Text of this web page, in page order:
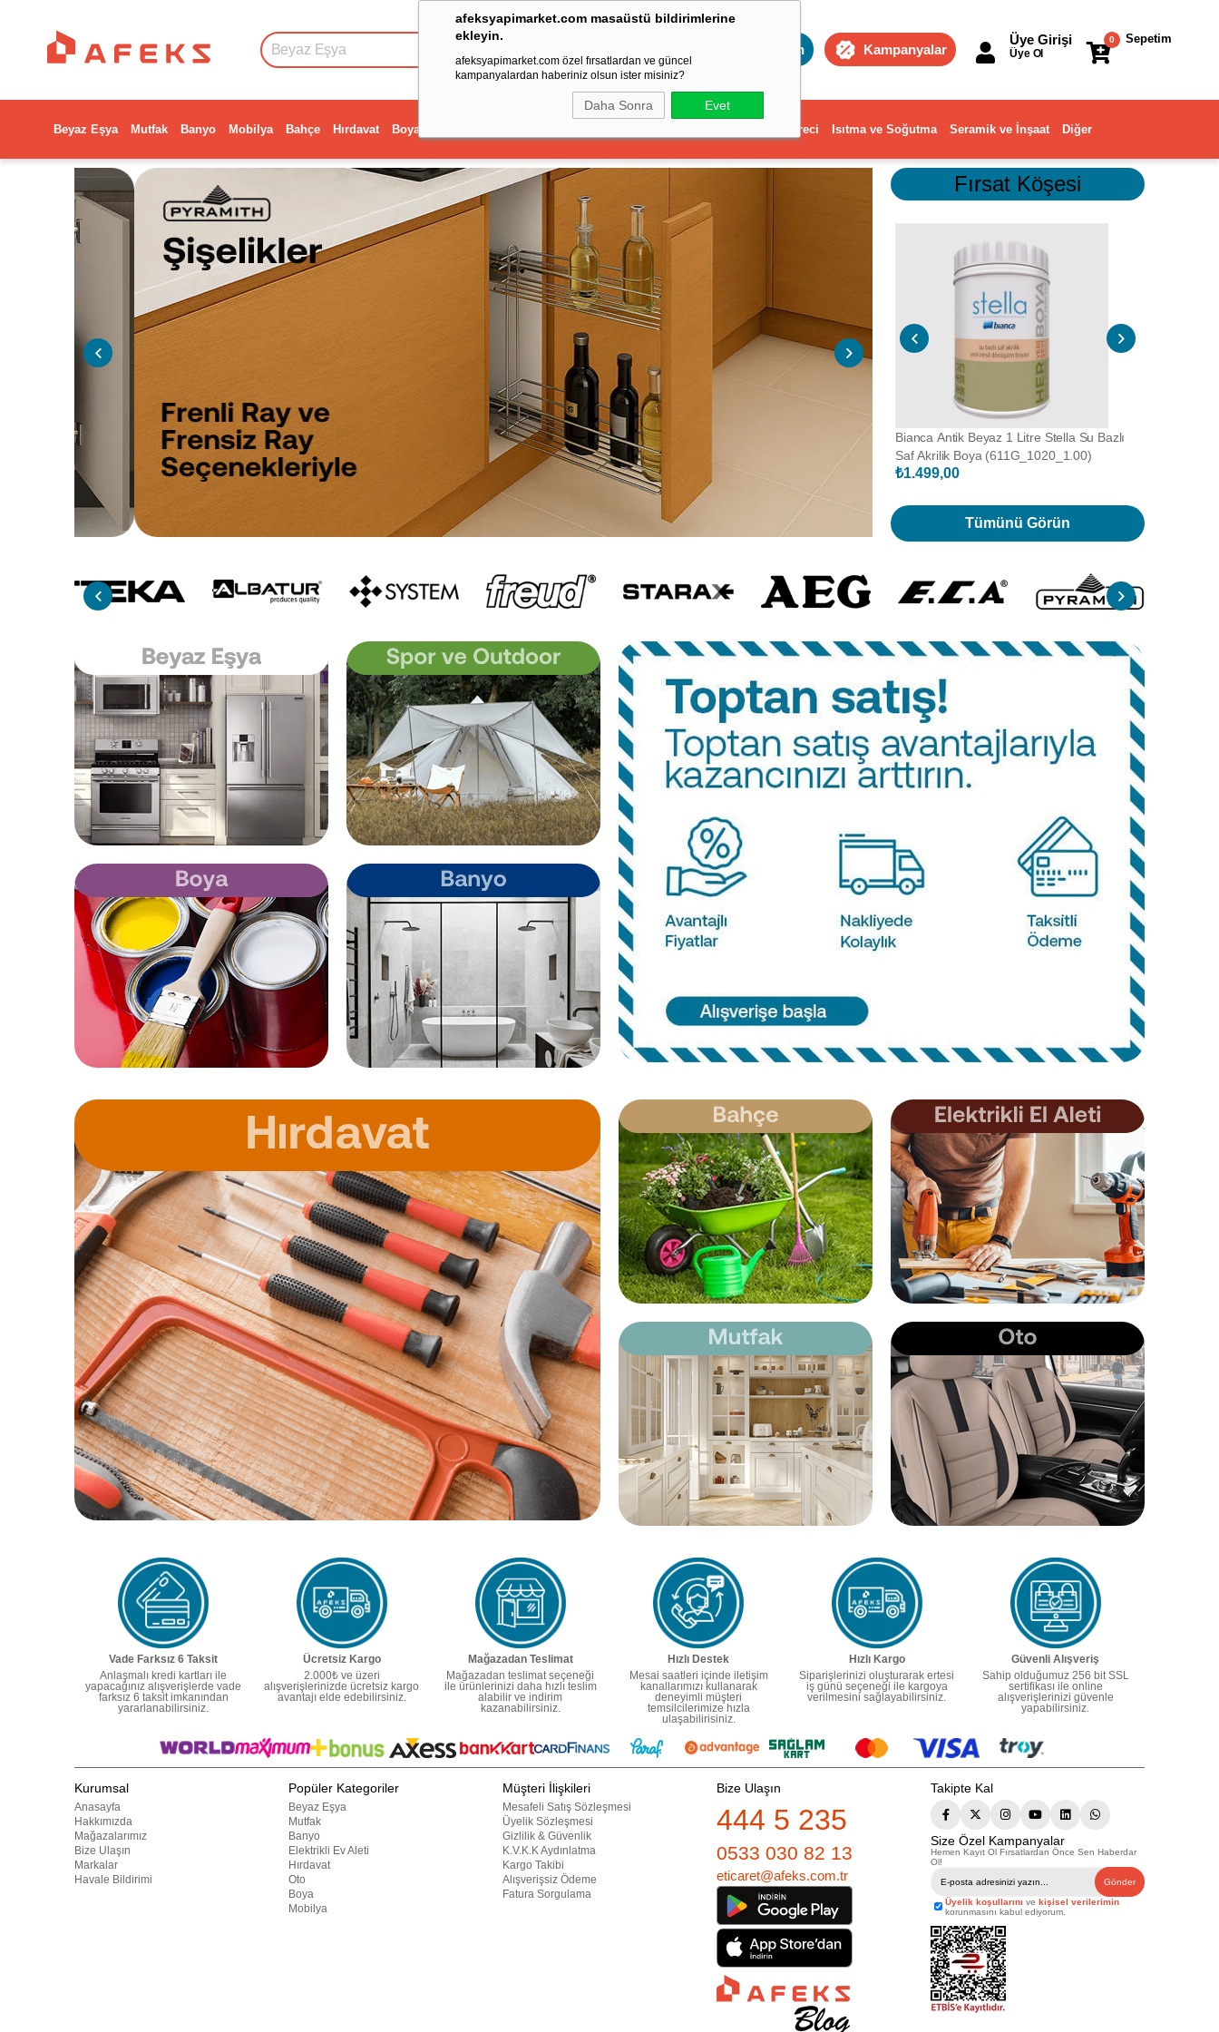
afeksyapimarket.com masaüstü bildirimlerine
ekleyin.
afeksyapimarket.com özel fırsatlardan ve güncel
kampanyalardan haberiniz olsun ister misiniz?
Daha Sonra Evet
Toptan Kampanyalar
Sepetim
0
Üye Girişi
Üye Ol
Beyaz Eşya Mutfak Banyo Mobilya Bahçe Hırdavat Boya Dekorasyon ve Ev Gereci Isıtma ve Soğutma Seramik ve İnşaat Diğer
Fırsat Köşesi
Tekno Bant 19x40 Metre Kağıt Maskeleme
Bandı (TB.1940)
₺24,90
Bianca Antik Beyaz 1 Litre Stella Su Bazlı
Saf Akrilik Boya (611G_1020_1.00)
₺1.499,00
Tümünü Görün
Vade Farksız 6 Taksit
Anlaşmalı kredi kartları ile
yapacağınız alışverişlerde vade
farksız 6 taksit imkanından
yararlanabilirsiniz.
Ücretsiz Kargo
2.000₺ ve üzeri
alışverişlerinizde ücretsiz kargo
avantajı elde edebilirsiniz.
Mağazadan Teslimat
Mağazadan teslimat seçeneği
ile ürünlerinizi daha hızlı teslim
alabilir ve indirim
kazanabilirsiniz.
Hızlı Destek
Mesai saatleri içinde iletişim
kanallarımızı kullanarak
deneyimli müşteri
temsilcilerimize hızla
ulaşabilirisiniz.
Hızlı Kargo
Siparişlerinizi oluşturarak ertesi
iş günü seçeneği ile kargoya
verilmesini sağlayabilirsiniz.
Güvenli Alışveriş
Sahip olduğumuz 256 bit SSL
sertifikası ile online
alışverişlerinizi güvenle
yapabilirsiniz.
Kurumsal
Anasayfa
Hakkımızda
Mağazalarımız
Bize Ulaşın
Markalar
Havale Bildirimi
Popüler Kategoriler
Beyaz Eşya
Mutfak
Banyo
Elektrikli Ev Aleti
Hırdavat
Oto
Boya
Mobilya
Müşteri İlişkileri
Mesafeli Satış Sözleşmesi
Üyelik Sözleşmesi
Gizlilik & Güvenlik
K.V.K.K Aydınlatma
Kargo Takibi
Alışverişsiz Ödeme
Fatura Sorgulama
Bize Ulaşın
444 5 235
0533 030 82 13
eticaret@afeks.com.tr
Takipte Kal
Size Özel Kampanyalar
Hemen Kayıt Ol Fırsatlardan Önce Sen Haberdar
Ol!
Gönder
Üyelik koşullarını ve kişisel verilerimin
korunmasını kabul ediyorum.